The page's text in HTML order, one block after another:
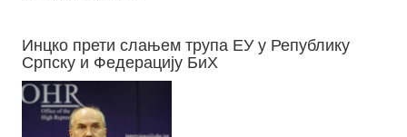
Инцко прети слањем трупа ЕУ у Републику
Српску и Федерацију БиХ